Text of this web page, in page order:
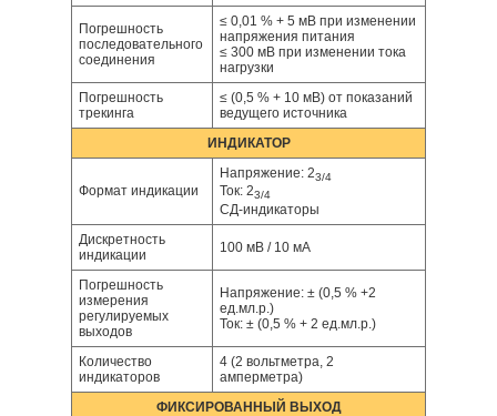
Погрешность
последовательного
соединения
≤ 0,01 % + 5 мВ при изменении
напряжения питания
≤ 300 мВ при изменении тока
нагрузки
Погрешность
трекинга
≤ (0,5 % + 10 мВ) от показаний
ведущего источника
ИНДИКАТОР
Формат индикации
Напряжение: 23/4
Ток: 23/4
СД-индикаторы
Дискретность
индикации
100 мВ / 10 мА
Погрешность
измерения
регулируемых
выходов
Напряжение: ± (0,5 % +2
ед.мл.р.)
Ток: ± (0,5 % + 2 ед.мл.р.)
Количество
индикаторов
4 (2 вольтметра, 2
амперметра)
ФИКСИРОВАННЫЙ ВЫХОД